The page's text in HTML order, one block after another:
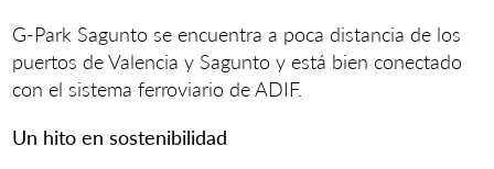
G-Park Sagunto se encuentra a poca distancia de los
puertos de Valencia y Sagunto y está bien conectado
con el sistema ferroviario de ADIF.
Un hito en sostenibilidad